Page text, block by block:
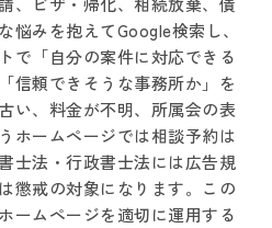
悩みを抱えてGoogle検索し、
で「自分の案件に対応できる
信頼できそうな事務所か」を
い、料金が不明、所属会の表
ホームページでは相談予約は
士法・行政書士法には広告規
懲戒の対象になります。この
ームページを適切に運用する